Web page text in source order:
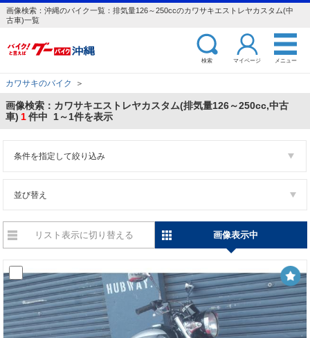
画像検索：沖縄のバイク一覧：排気量126～250ccのカワサキエストレヤカスタム(中
古車)一覧
検索 マイページ メニュー
カワサキのバイク ＞
画像検索：カワサキエストレヤカスタム(排気量126～250cc,中古
車) 1件中 1～1件を表示
条件を指定して絞り込み
並び替え
リスト表示に切り替える 画像表示中